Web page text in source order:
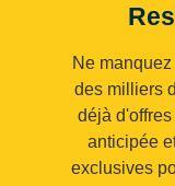
Ne
des milliers
déjà
anticipée
exclusives